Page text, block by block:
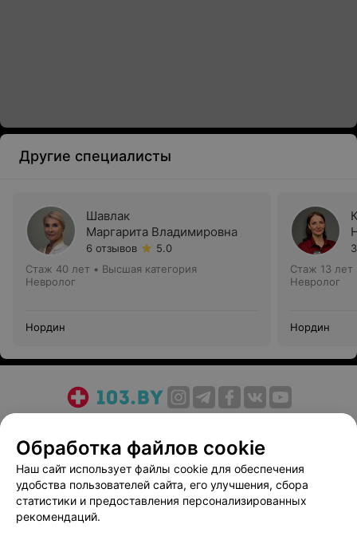
Другие специалисты
Шавлак
Маргарита Владимировна
6 отзывов
5.0
Стаж 40 лет • Высшая категория
Невролог
Нордин
Стаж 13 лет
Невролог
Нордин
Медицинский маркетинг
Публичный договор
Пользовательское соглашение
Способы оплаты
Вакансии
Партнеры
Написать руководителю 103.by
Обработка файлов cookie
Наш сайт использует файлы cookie для обеспечения
удобства пользователей сайта, его улучшения, сбора
статистики и предоставления персонализированных
рекомендаций.